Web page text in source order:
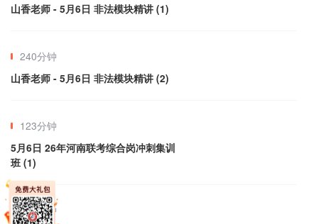
山香老师 - 5月6日 非法模块精讲 (1)
240分钟
山香老师 - 5月6日 非法模块精讲 (2)
123分钟
5月6日 26年河南联考综合岗冲刺集训
班 (1)
184分钟